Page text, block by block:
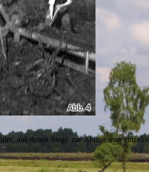
auf denen Stege zur Ablage von